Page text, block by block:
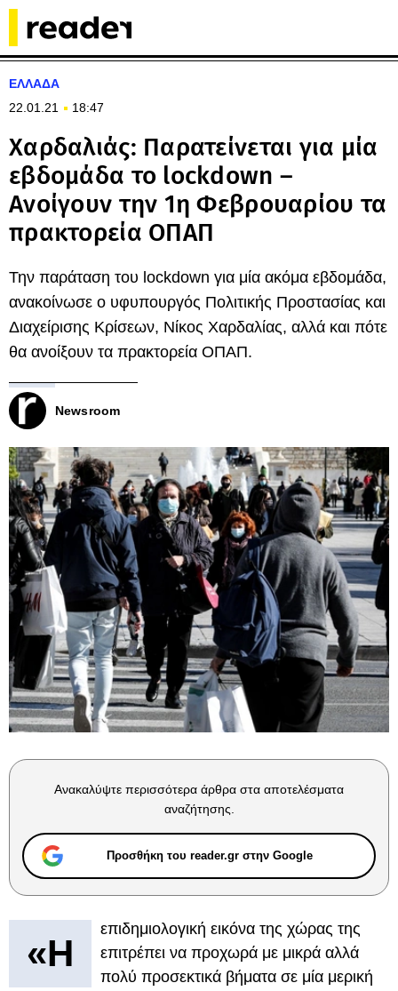
ΕΛΛΑΔΑ
22.01.21
18:47
Χαρδαλιάς: Παρατείνεται για μία
εβδομάδα το lockdown –
Ανοίγουν την 1η Φεβρουαρίου τα
πρακτορεία ΟΠΑΠ
Την παράταση του lockdown για μία ακόμα εβδομάδα,
ανακοίνωσε ο υφυπουργός Πολιτικής Προστασίας και
Διαχείρισης Κρίσεων, Νίκος Χαρδαλίας, αλλά και πότε
θα ανοίξουν τα πρακτορεία ΟΠΑΠ.
Newsroom
Ανακαλύψτε περισσότερα άρθρα στα αποτελέσματα
αναζήτησης.
Προσθήκη του reader.gr στην Google
«Η
επιδημιολογική εικόνα της χώρας της
επιτρέπει να προχωρά με μικρά αλλά
πολύ προσεκτικά βήματα σε μία μερική